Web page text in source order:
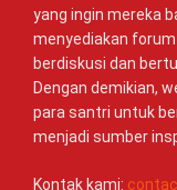
yang ingin mereka
menyediakan
berdiskusi dan
Dengan demikian,
para santri untuk
menjadi sumber
Kontak kami: